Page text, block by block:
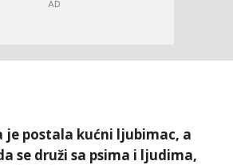
je postala kućni ljubimac, a
se druži sa psima i ljudima,